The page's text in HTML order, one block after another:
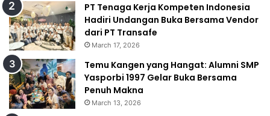
PT Tenaga Kerja Kompeten Indonesia
Hadiri Undangan Buka Bersama Vendor
dari PT Transafe
March 17, 2026
Temu Kangen yang Hangat: Alumni SMP
Yasporbi 1997 Gelar Buka Bersama
Penuh Makna
March 13, 2026